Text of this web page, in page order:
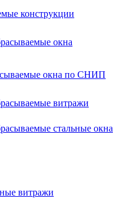
конструкции
окна
окна по СНИП
витражи
стальные окна
витражи